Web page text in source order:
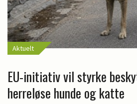
Aktuelt
EU-initiativ vil styrke
herreløse hunde og katte